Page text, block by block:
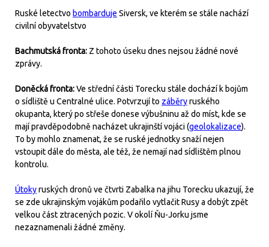
Ruské letectvo bombarduje Siversk, ve kterém se stále nachází
civilní obyvatelstvo
Bachmutská fronta: Z tohoto úseku dnes nejsou žádné nové
zprávy.
Doněcká fronta:Ve střední části Torecku stále dochází k bojům
o sídliště u Centralné ulice. Potvrzují to záběryruského
okupanta, který po střeše donese výbušninu až do míst, kde se
mají pravděpodobně nacházet ukrajinští vojáci (geolokalizace).
To by mohlo znamenat, že se ruské jednotky snaží nejen
vstoupit dále do města, ale též, že nemají nad sídlištěm plnou
kontrolu.
Útokyruských dronů ve čtvrti Zabalka na jihu Torecku ukazují, že
se zde ukrajinským vojákům podařilo vytlačit Rusy a dobýt zpět
velkou část ztracených pozic. V okolí Ňu-Jorku jsme
nezaznamenali žádné změny.